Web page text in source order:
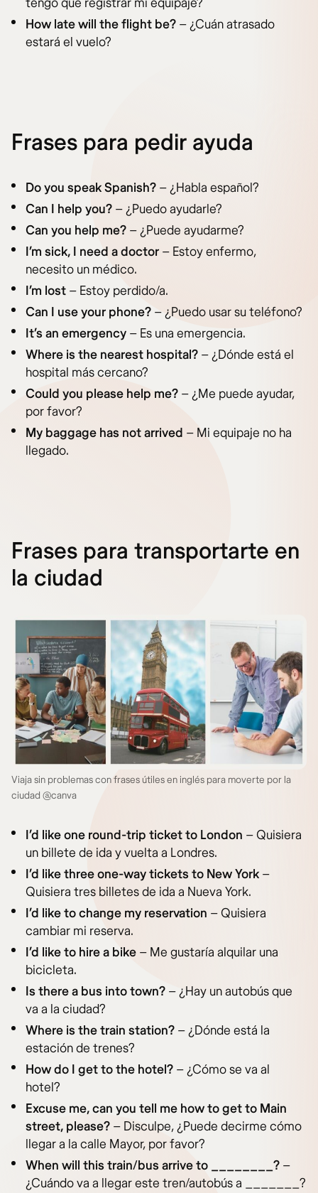
How late will the flight be? – ¿Cuán atrasado
estará el vuelo?
Frases para pedir ayuda
Do you speak Spanish? – ¿Habla español?
Can I help you? – ¿Puedo ayudarle?
Can you help me? – ¿Puede ayudarme?
I’m sick, I need a doctor – Estoy enfermo,
necesito un médico.
I’m lost – Estoy perdido/a.
Can I use your phone? – ¿Puedo usar su teléfono?
It’s an emergency – Es una emergencia.
Where is the nearest hospital? – ¿Dónde está el
hospital más cercano?
Could you please help me? – ¿Me puede ayudar,
por favor?
My baggage has not arrived – Mi equipaje no ha
llegado.
Frases para transportarte en
la ciudad
Viaja sin problemas con frases útiles en inglés para moverte por la
ciudad @canva
I’d like one round-trip ticket to London – Quisiera
un billete de ida y vuelta a Londres.
I’d like three one-way tickets to New York –
Quisiera tres billetes de ida a Nueva York.
I’d like to change my reservation – Quisiera
cambiar mi reserva.
I’d like to hire a bike – Me gustaría alquilar una
bicicleta.
Is there a bus into town? – ¿Hay un autobús que
va a la ciudad?
Where is the train station? – ¿Dónde está la
estación de trenes?
How do I get to the hotel? – ¿Cómo se va al
hotel?
Excuse me, can you tell me how to get to Main
street, please? – Disculpe, ¿Puede decirme cómo
llegar a la calle Mayor, por favor?
When will this train/bus arrive to ________? –
¿Cuándo va a llegar este tren/autobús a _______?